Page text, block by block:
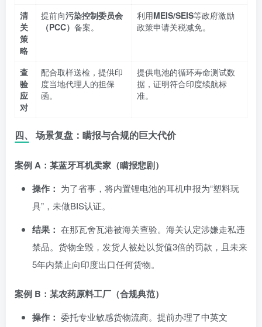
清
关
策
略
提前向污染控制委员会
（PCC） 备案。
利用MEIS/SEIS等政府激励
政策申请关税减免。
查
验
应
对
配合取样送检，提供印
度当地代理人的担保
函。
提供电池的循环寿命测试数
据，证明符合印度续航标
准。
四、 场景复盘：瞒报与合规的巨大代价
案例 A：某蓝牙耳机卖家（瞒报悲剧）
操作： 为了省事，将内置锂电池的耳机申报为“塑料玩
具”，未做BIS认证。
结果： 在那瓦舍瓦港被海关查验。海关认定涉嫌走私违
禁品。货物全毁，发货人被处以货值3倍的罚款，且未来
5年内禁止向印度出口任何货物。
案例 B：某农药原料工厂（合规典范）
操作： 委托专业敏感货物流商。提前办理了中英文